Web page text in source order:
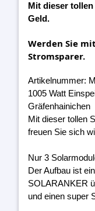
Mit dieser
Geld.
Werden Sie mit
Stromsparer.
Artikelnummer:
1005 Watt
Gräfenhainichen
Mit dieser tollen
freuen Sie sich
Nur 3
Der Aufbau ist
SOLARANKER
und einen super